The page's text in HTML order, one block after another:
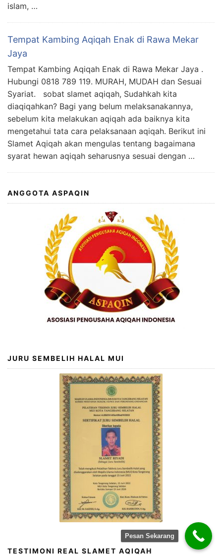
islam, …
Tempat Kambing Aqiqah Enak di Rawa Mekar
Jaya
Tempat Kambing Aqiqah Enak di Rawa Mekar Jaya .
Hubungi 0818 789 119. MURAH, MUDAH dan Sesuai
Syariat. sobat slamet aqiqah, Sudahkah kita
diaqiqahkan? Bagi yang belum melaksanakannya,
sebelum kita melakukan aqiqah ada baiknya kita
mengetahui tata cara pelaksanaan aqiqah. Berikut ini
Slamet Aqiqah akan mengulas tentang bagaimana
syarat hewan aqiqah seharusnya sesuai dengan …
ANGGOTA ASPAQIN
JURU SEMBELIH HALAL MUI
TESTIMONI REAL SLAMET AQIQAH
Pesan Sekarang